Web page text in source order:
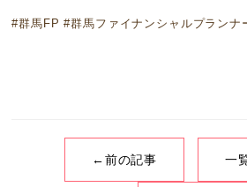
#群馬FP #群馬ファイナンシャルプランナ
←前の記事 一